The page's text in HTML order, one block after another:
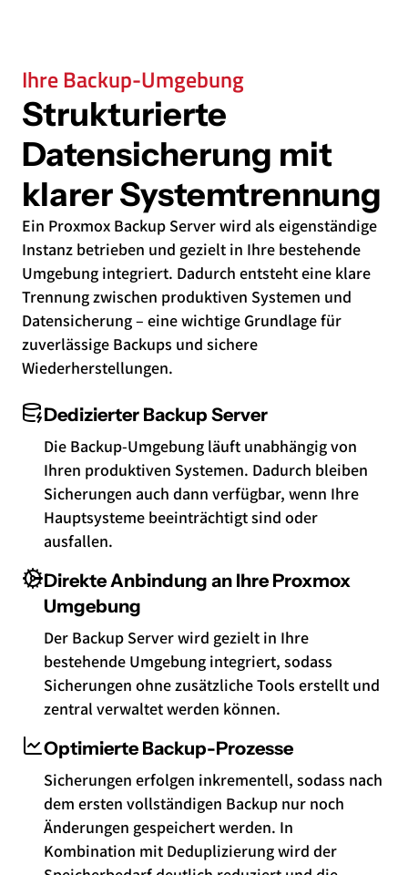
Ihre Backup-Umgebung
Strukturierte
Datensicherung mit
klarer Systemtrennung
Ein Proxmox Backup Server wird als eigenständige
Instanz betrieben und gezielt in Ihre bestehende
Umgebung integriert. Dadurch entsteht eine klare
Trennung zwischen produktiven Systemen und
Datensicherung – eine wichtige Grundlage für
zuverlässige Backups und sichere
Wiederherstellungen.
Dedizierter Backup Server
Die Backup-Umgebung läuft unabhängig von
Ihren produktiven Systemen. Dadurch bleiben
Sicherungen auch dann verfügbar, wenn Ihre
Hauptsysteme beeinträchtigt sind oder
ausfallen.
Direkte Anbindung an Ihre Proxmox
Umgebung
Der Backup Server wird gezielt in Ihre
bestehende Umgebung integriert, sodass
Sicherungen ohne zusätzliche Tools erstellt und
zentral verwaltet werden können.
Optimierte Backup-Prozesse
Sicherungen erfolgen inkrementell, sodass nach
dem ersten vollständigen Backup nur noch
Änderungen gespeichert werden. In
Kombination mit Deduplizierung wird der